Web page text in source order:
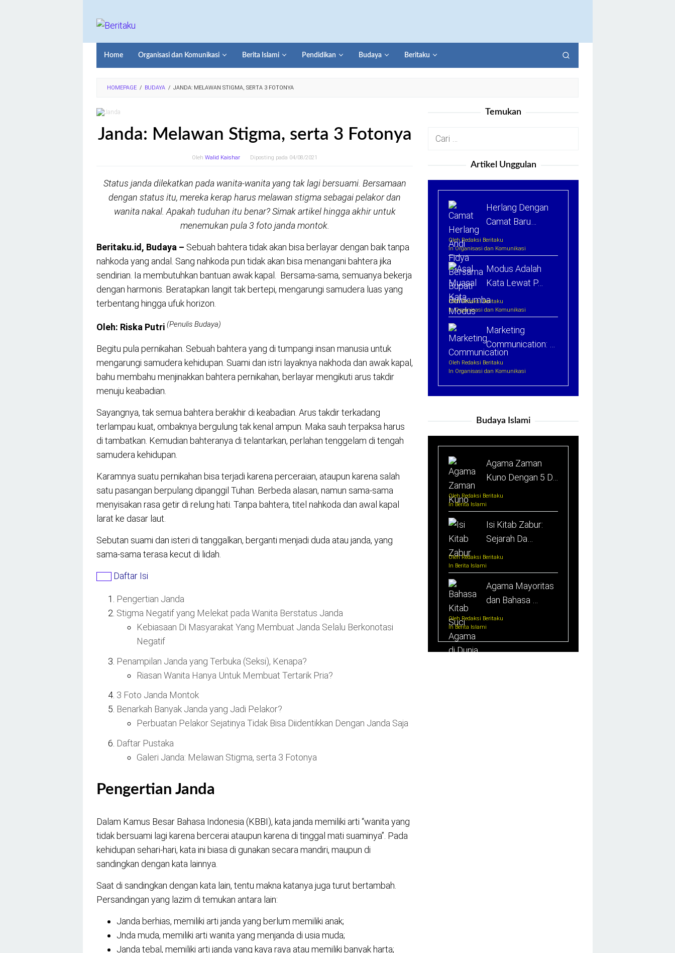
Home Organisasi dan Komunikasi Berita Islami Pendidikan Budaya Beritaku
HOMEPAGE / BUDAYA / JANDA: MELAWAN STIGMA, SERTA 3 FOTONYA
Janda: Melawan Stigma, serta 3 Fotonya
Oleh Walid Kaishar Diposting pada 04/08/2021
Status janda dilekatkan pada wanita-wanita yang tak lagi bersuami. Bersamaan
dengan status itu, mereka kerap harus melawan stigma sebagai pelakor dan
wanita nakal. Apakah tuduhan itu benar? Simak artikel hingga akhir untuk
menemukan pula 3 foto janda montok.
Beritaku.id, Budaya – Sebuah bahtera tidak akan bisa berlayar dengan baik tanpa
nahkoda yang andal. Sang nahkoda pun tidak akan bisa menangani bahtera jika
sendirian. Ia membutuhkan bantuan awak kapal. Bersama-sama, semuanya bekerja
dengan harmonis. Beratapkan langit tak bertepi, mengarungi samudera luas yang
terbentang hingga ufuk horizon.
Oleh: Riska Putri (Penulis Budaya)
Begitu pula pernikahan. Sebuah bahtera yang di tumpangi insan manusia untuk
mengarungi samudera kehidupan. Suami dan istri layaknya nakhoda dan awak kapal,
bahu membahu menjinakkan bahtera pernikahan, berlayar mengikuti arus takdir
menuju keabadian.
Sayangnya, tak semua bahtera berakhir di keabadian. Arus takdir terkadang
terlampau kuat, ombaknya bergulung tak kenal ampun. Maka sauh terpaksa harus
di tambatkan. Kemudian bahteranya di telantarkan, perlahan tenggelam di tengah
samudera kehidupan.
Karamnya suatu pernikahan bisa terjadi karena perceraian, ataupun karena salah
satu pasangan berpulang dipanggil Tuhan. Berbeda alasan, namun sama-sama
menyisakan rasa getir di relung hati. Tanpa bahtera, titel nahkoda dan awal kapal
larat ke dasar laut.
Sebutan suami dan isteri di tanggalkan, berganti menjadi duda atau janda, yang
sama-sama terasa kecut di lidah.
Daftar Isi
Pengertian Janda
Stigma Negatif yang Melekat pada Wanita Berstatus Janda
Kebiasaan Di Masyarakat Yang Membuat Janda Selalu Berkonotasi
Negatif
Penampilan Janda yang Terbuka (Seksi), Kenapa?
Riasan Wanita Hanya Untuk Membuat Tertarik Pria?
3 Foto Janda Montok
Benarkah Banyak Janda yang Jadi Pelakor?
Perbuatan Pelakor Sejatinya Tidak Bisa Diidentikkan Dengan Janda Saja
Daftar Pustaka
Galeri Janda: Melawan Stigma, serta 3 Fotonya
Pengertian Janda
Dalam Kamus Besar Bahasa Indonesia (KBBI), kata janda memiliki arti “wanita yang
tidak bersuami lagi karena bercerai ataupun karena di tinggal mati suaminya”. Pada
kehidupan sehari-hari, kata ini biasa di gunakan secara mandiri, maupun di
sandingkan dengan kata lainnya.
Saat di sandingkan dengan kata lain, tentu makna katanya juga turut bertambah.
Persandingan yang lazim di temukan antara lain:
Janda berhias, memiliki arti janda yang berlum memiliki anak;
Jnda muda, memiliki arti wanita yang menjanda di usia muda;
Janda tebal, memiliki arti janda yang kaya raya atau memiliki banyak harta;
Temukan
Cari
Artikel Unggulan
Herlang Dengan
Camat Baru…
Oleh Redaksi Beritaku
In Organisasi dan Komunikasi
Modus Adalah
Kata Lewat P…
Oleh Redaksi Beritaku
In Organisasi dan Komunikasi
Marketing
Communication: …
Oleh Redaksi Beritaku
In Organisasi dan Komunikasi
Budaya Islami
Agama Zaman
Kuno Dengan 5 D…
Oleh Redaksi Beritaku
In Berita Islami
Isi Kitab Zabur:
Sejarah Da…
Oleh Redaksi Beritaku
In Berita Islami
Agama Mayoritas
dan Bahasa …
Oleh Redaksi Beritaku
In Berita Islami